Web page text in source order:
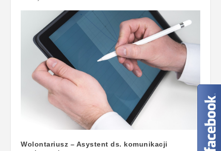
Wolontariusz – Asystent ds. komunikacji